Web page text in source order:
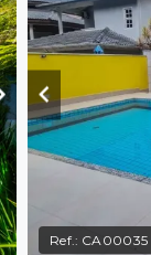
Ref.: CA00035